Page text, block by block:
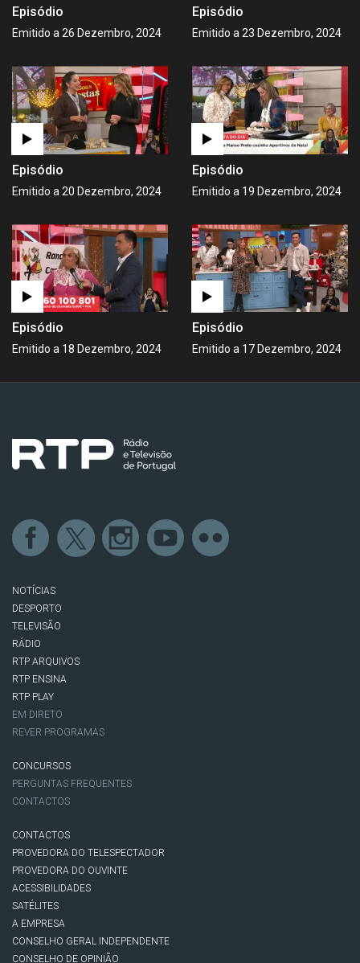
Episódio
Emitido a 26 Dezembro, 2024
Episódio
Emitido a 23 Dezembro, 2024
Episódio
Emitido a 20 Dezembro, 2024
Episódio
Emitido a 19 Dezembro, 2024
Episódio
Emitido a 18 Dezembro, 2024
Episódio
Emitido a 17 Dezembro, 2024
NOTÍCIAS
DESPORTO
TELEVISÃO
RÁDIO
RTP ARQUIVOS
RTP ENSINA
RTP PLAY
EM DIRETO
REVER PROGRAMAS
CONCURSOS
PERGUNTAS FREQUENTES
CONTACTOS
CONTACTOS
PROVEDORA DO TELESPECTADOR
PROVEDORA DO OUVINTE
ACESSIBILIDADES
SATÉLITES
A EMPRESA
CONSELHO GERAL INDEPENDENTE
CONSELHO DE OPINIÃO